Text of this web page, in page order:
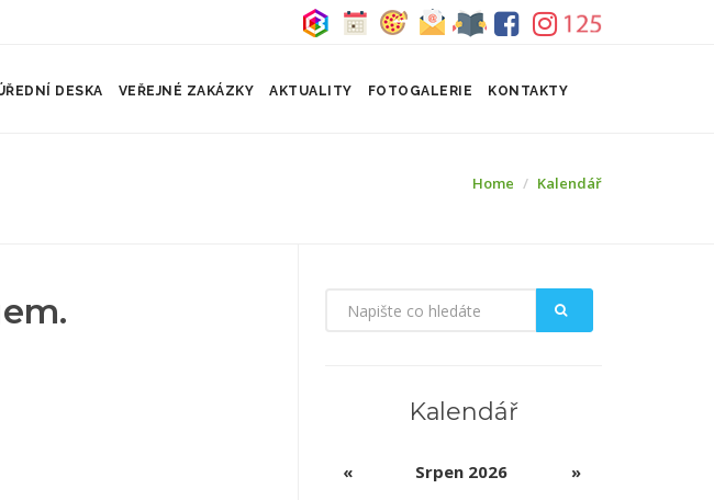
DESKA VEŘEJNÉ ZAKÁZKY AKTUALITY FOTOGALERIE KONTAKTY
Home Kalendář
Kalendář
« Srpen 2026
»